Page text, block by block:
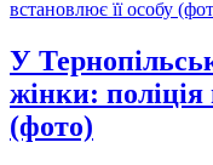
У
жінки: поліція
(фото)